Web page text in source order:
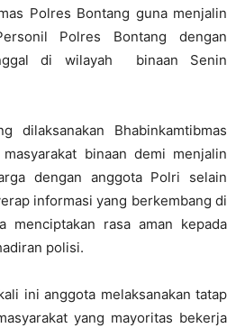
Polres Bontang guna menjalin
Polres Bontang dengan
di wilayah binaan Senin
dilaksanakan Bhabinkamtibmas
binaan demi menjalin
dengan anggota Polri selain
informasi yang berkembang di
menciptakan rasa aman kepada
polisi.
ini anggota melaksanakan tatap
yang mayoritas bekerja